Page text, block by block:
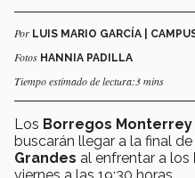
Por LUIS MARIO GARCÍA |
Fotos HANNIA PADILLA
Tiempo estimado de lectura:3 mins
Los Borregos Monterrey
buscarán llegar a la final de
Grandes al enfrentar a los